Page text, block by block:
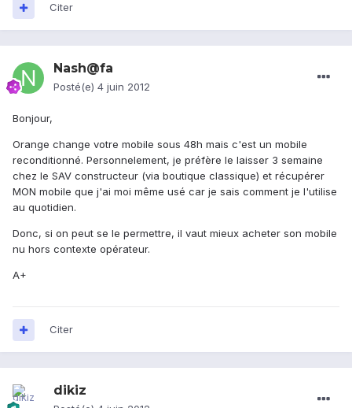
Citer
Nash@fa
Posté(e) 4 juin 2012
Bonjour,
Orange change votre mobile sous 48h mais c'est un mobile
reconditionné. Personnelement, je préfère le laisser 3 semaine
chez le SAV constructeur (via boutique classique) et récupérer
MON mobile que j'ai moi même usé car je sais comment je l'utilise
au quotidien.
Donc, si on peut se le permettre, il vaut mieux acheter son mobile
nu hors contexte opérateur.
A+
Citer
dikiz